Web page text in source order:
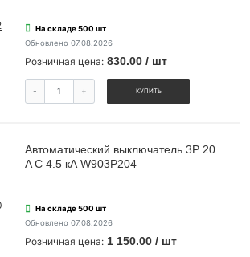
На складе 500 шт
Обновлено 07.08.2026
Розничная цена: 830.00 / шт
- + КУПИТЬ
Автоматический выключатель 3P 20
A C 4.5 кА W903P204
На складе 500 шт
Обновлено 07.08.2026
Розничная цена: 1 150.00 / шт